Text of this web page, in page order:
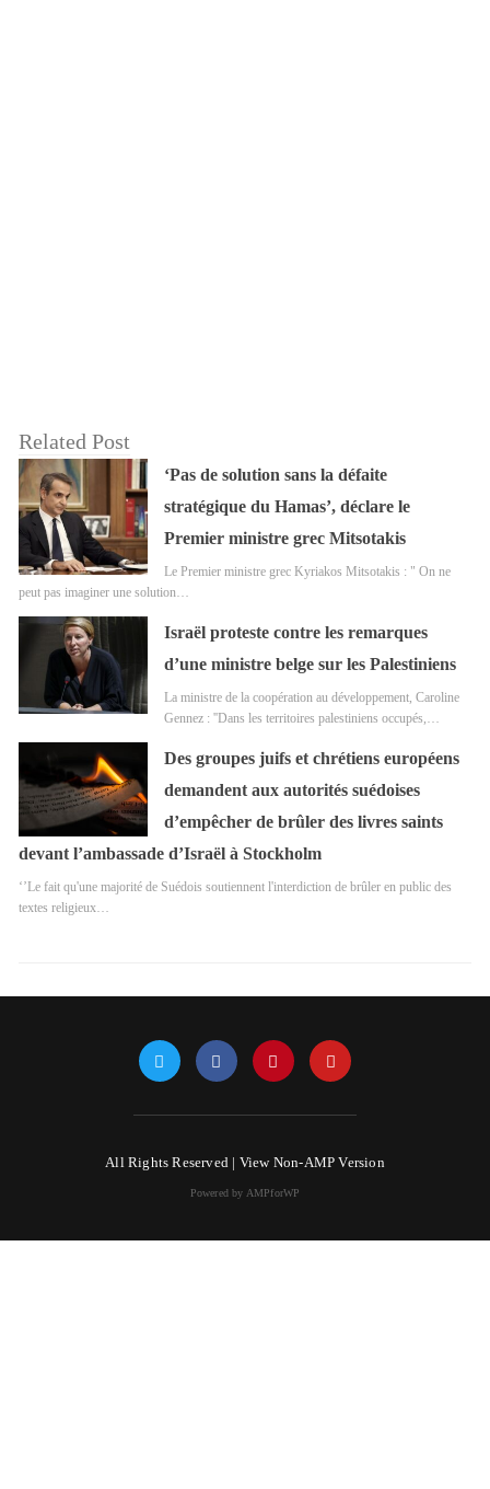
Related Post
‘Pas de solution sans la défaite
stratégique du Hamas’, déclare le
Premier ministre grec Mitsotakis
Le Premier ministre grec Kyriakos Mitsotakis : " On ne
peut pas imaginer une solution…
Israël proteste contre les remarques
d’une ministre belge sur les Palestiniens
La ministre de la coopération au développement, Caroline
Gennez : ''Dans les territoires palestiniens occupés,…
Des groupes juifs et chrétiens européens
demandent aux autorités suédoises
d’empêcher de brûler des livres saints
devant l’ambassade d’Israël à Stockholm
‘’Le fait qu'une majorité de Suédois soutiennent l'interdiction de brûler en public des
textes religieux…
All Rights Reserved | View Non-AMP Version
Powered by AMPforWP